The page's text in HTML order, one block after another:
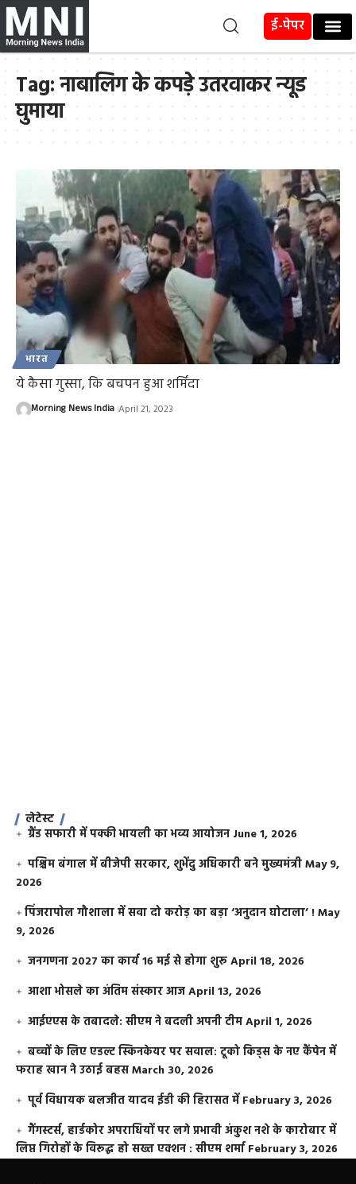
ई-पेपर
Tag:नाबालिग के कपड़े उतरवाकर न्यूड
घुमाया
भारत
ये कैसा गुस्सा, कि बचपन हुआ शर्मिंदा
Morning News India April 21, 2023
लेटेस्ट
ग्रैंड सफारी में पक्की भायली का भव्य आयोजन June 1, 2026
पश्चिम बंगाल में बीजेपी सरकार, शुभेंदु अधिकारी बने मुख्यमंत्रीMay 9,
2026
​पिंजरापोल गौशाला में सवा दो करोड़ का बड़ा ‘अनुदान घोटाला’ !May
9, 2026
जनगणना 2027 का कार्य 16 मई से होगा शुरूApril 18, 2026
आशा भोसले का अंतिम संस्कार आजApril 13, 2026
आईएएस के तबादले: सीएम ने बदली अपनी टीमApril 1, 2026
बच्चों के लिए एडल्ट स्किनकेयर पर सवाल: टूको किड्स के नए कैंपेन में
फराह खान ने उठाई बहसMarch 30, 2026
पूर्व विधायक बलजीत यादव ईडी की हिरासत में February 3, 2026
गैंगस्टर्स, हार्डकोर अपराधियों पर लगे प्रभावी अंकुश नशे के कारोबार में
लिप्त गिरोहों के विरूद्ध हो सख्त एक्शन : सीएम शर्मा February 3, 2026